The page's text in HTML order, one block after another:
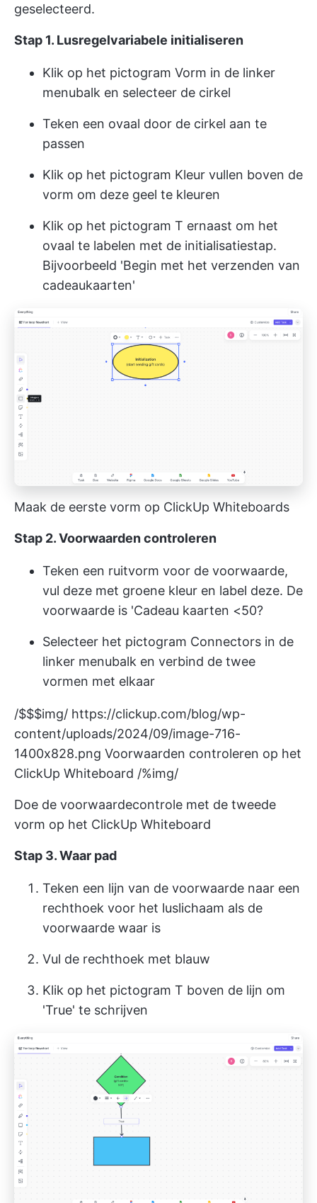
geselecteerd.
Stap 1. Lusregelvariabele initialiseren
Klik op het pictogram Vorm in de linker
menubalk en selecteer de cirkel
Teken een ovaal door de cirkel aan te
passen
Klik op het pictogram Kleur vullen boven de
vorm om deze geel te kleuren
Klik op het pictogram T ernaast om het
ovaal te labelen met de initialisatiestap.
Bijvoorbeeld 'Begin met het verzenden van
cadeaukaarten'
Maak de eerste vorm op ClickUp Whiteboards
Stap 2. Voorwaarden controleren
Teken een ruitvorm voor de voorwaarde,
vul deze met groene kleur en label deze. De
voorwaarde is 'Cadeau kaarten <50?
Selecteer het pictogram Connectors in de
linker menubalk en verbind de twee
vormen met elkaar
/$$$img/ https://clickup.com/blog/wp-
content/uploads/2024/09/image-716-
1400x828.png Voorwaarden controleren op het
ClickUp Whiteboard /%img/
Doe de voorwaardecontrole met de tweede
vorm op het ClickUp Whiteboard
Stap 3. Waar pad
Teken een lijn van de voorwaarde naar een
rechthoek voor het luslichaam als de
voorwaarde waar is
Vul de rechthoek met blauw
Klik op het pictogram T boven de lijn om
'True' te schrijven